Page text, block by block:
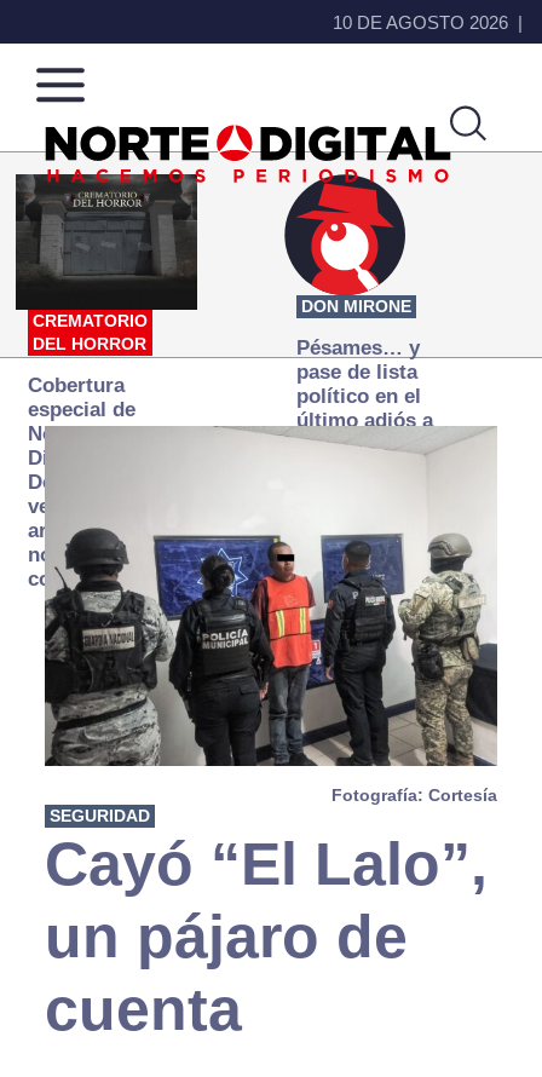
10 DE AGOSTO 2026
Norte
de
Ciudad
Más
que
noticias,
hacemos periodismo
CREMATORIO
DEL HORROR
Cobertura
especial de
Norte
Digital:
Donde la
verdad
arde… pero
no se
consume
DON MIRONE
Pésames… y
pase de lista
político en el
último adiós a
Papá Grande
Fotografía: Cortesía
SEGURIDAD
Cayó “El Lalo”,
un pájaro de
cuenta